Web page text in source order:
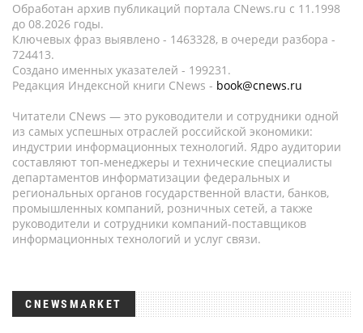
Обработан архив публикаций портала CNews.ru c 11.1998
до 08.2026 годы.
Ключевых фраз выявлено - 1463328, в очереди разбора -
724413.
Создано именных указателей - 199231.
Редакция Индексной книги CNews - book@cnews.ru
Читатели CNews — это руководители и сотрудники одной
из самых успешных отраслей российской экономики:
индустрии информационных технологий. Ядро аудитории
составляют топ-менеджеры и технические специалисты
департаментов информатизации федеральных и
региональных органов государственной власти, банков,
промышленных компаний, розничных сетей, а также
руководители и сотрудники компаний-поставщиков
информационных технологий и услуг связи.
CNEWSMARKET